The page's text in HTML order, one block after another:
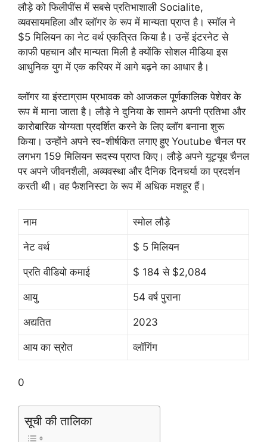
लौड़े को फिलीपींस में सबसे प्रतिभाशाली Socialite,
व्यवसायमहिला और व्लॉगर के रूप में मान्यता प्राप्त है। स्मॉल ने
$5 मिलियन का नेट वर्थ एकत्रित किया है। उन्हें इंटरनेट से
काफी पहचान और मान्यता मिली है क्योंकि सोशल मीडिया इस
आधुनिक युग में एक करियर में आगे बढ़ने का आधार है।
व्लॉगर या इंस्टाग्राम प्रभावक को आजकल पूर्णकालिक पेशेवर के
रूप में माना जाता है। लौड़े ने दुनिया के सामने अपनी प्रतिभा और
कारोबारिक योग्यता प्रदर्शित करने के लिए व्लॉग बनाना शुरू
किया। उन्होंने अपने स्व-शीर्षकित लगाए हुए Youtube चैनल पर
लगभग 159 मिलियन सदस्य प्राप्त किए। लौड़े अपने यूट्यूब चैनल
पर अपने जीवनशैली, अव्यवस्था और दैनिक दिनचर्या का प्रदर्शन
करती थी। वह फैशनिस्टा के रूप में अधिक मशहूर हैं।
नाम स्मोल लौड़े
नेट वर्थ $ 5 मिलियन
प्रति वीडियो कमाई $ 184 से $2,084
आयु 54 वर्ष पुराना
अद्यतित 2023
आय का स्रोत व्लॉगिंग
0
सूची की तालिका